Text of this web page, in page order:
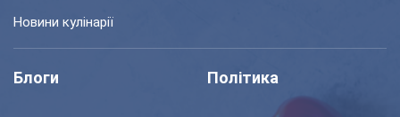
Новини кулінарії
Блоги Політика